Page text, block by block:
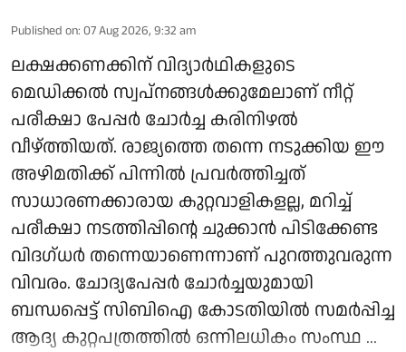
Published on: 07 Aug 2026, 9:32 am
ലക്ഷക്കണക്കിന് വിദ്യാർഥികളുടെ
മെഡിക്കൽ സ്വപ്നങ്ങൾക്കുമേലാണ് നീറ്റ്
പരീക്ഷാ പേപ്പർ ചോർച്ച കരിനിഴൽ
വീഴ്ത്തിയത്. രാജ്യത്തെ തന്നെ നടുക്കിയ ഈ
അഴിമതിക്ക് പിന്നിൽ പ്രവർത്തിച്ചത്
സാധാരണക്കാരായ കുറ്റവാളികളല്ല, മറിച്ച്
പരീക്ഷാ നടത്തിപ്പിന്റെ ചുക്കാൻ പിടിക്കേണ്ട
വിദഗ്ധർ തന്നെയാണെന്നാണ് പുറത്തുവരുന്ന
വിവരം. ചോദ്യപേപ്പർ ചോർച്ചയുമായി
ബന്ധപ്പെട്ട് സിബിഐ കോടതിയിൽ സമർപ്പിച്ച
ആദ്യ കുറ്റപത്രത്തിൽ ഒന്നിലധികം സംസ്ഥ ...